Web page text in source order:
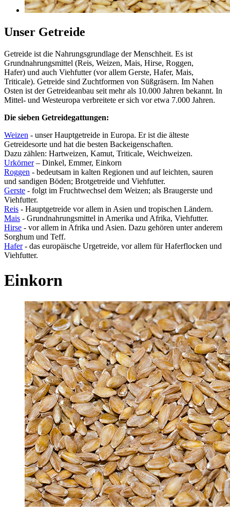
Unser Getreide
Getreide ist die Nahrungsgrundlage der Menschheit. Es ist
Grundnahrungsmittel (Reis, Weizen, Mais, Hirse, Roggen,
Hafer) und auch Viehfutter (vor allem Gerste, Hafer, Mais,
Triticale). Getreide sind Zuchtformen von Süßgräsern. Im Nahen
Osten ist der Getreideanbau seit mehr als 10.000 Jahren bekannt. In
Mittel- und Westeuropa verbreitete er sich vor etwa 7.000 Jahren.
Die sieben Getreidegattungen:
Weizen - unser Hauptgetreide in Europa. Er ist die älteste
Getreidesorte und hat die besten Backeigenschaften.
Dazu zählen: Hartweizen, Kamut, Triticale, Weichweizen.
Urkörner– Dinkel, Emmer, Einkorn
Roggen - bedeutsam in kalten Regionen und auf leichten, sauren
und sandigen Böden; Brotgetreide und Viehfutter.
Gerste - folgt im Fruchtwechsel dem Weizen; als Braugerste und
Viehfutter.
Reis - Hauptgetreide vor allem in Asien und tropischen Ländern.
Mais - Grundnahrungsmittel in Amerika und Afrika, Viehfutter.
Hirse - vor allem in Afrika und Asien. Dazu gehören unter anderem
Sorghum und Teff.
Hafer- das europäische Urgetreide, vor allem für Haferflocken und
Viehfutter.
Einkorn